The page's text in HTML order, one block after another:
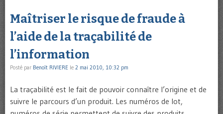
Maîtriser le risque de fraude à
l’aide de la traçabilité de
l’information
Posté par Benoît RIVIERE le 2 mai 2010, 10:32 pm
La traçabilité est le fait de pouvoir connaître l’origine et de
suivre le parcours d’un produit. Les numéros de lot,